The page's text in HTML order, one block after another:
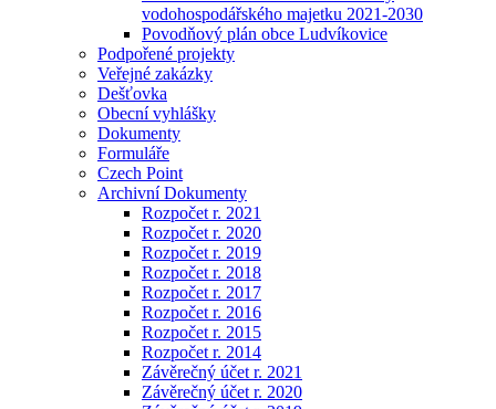
vodohospodářského majetku 2021-2030
Povodňový plán obce Ludvíkovice
Podpořené projekty
Veřejné zakázky
Dešťovka
Obecní vyhlášky
Dokumenty
Formuláře
Czech Point
Archivní Dokumenty
Rozpočet r. 2021
Rozpočet r. 2020
Rozpočet r. 2019
Rozpočet r. 2018
Rozpočet r. 2017
Rozpočet r. 2016
Rozpočet r. 2015
Rozpočet r. 2014
Závěrečný účet r. 2021
Závěrečný účet r. 2020